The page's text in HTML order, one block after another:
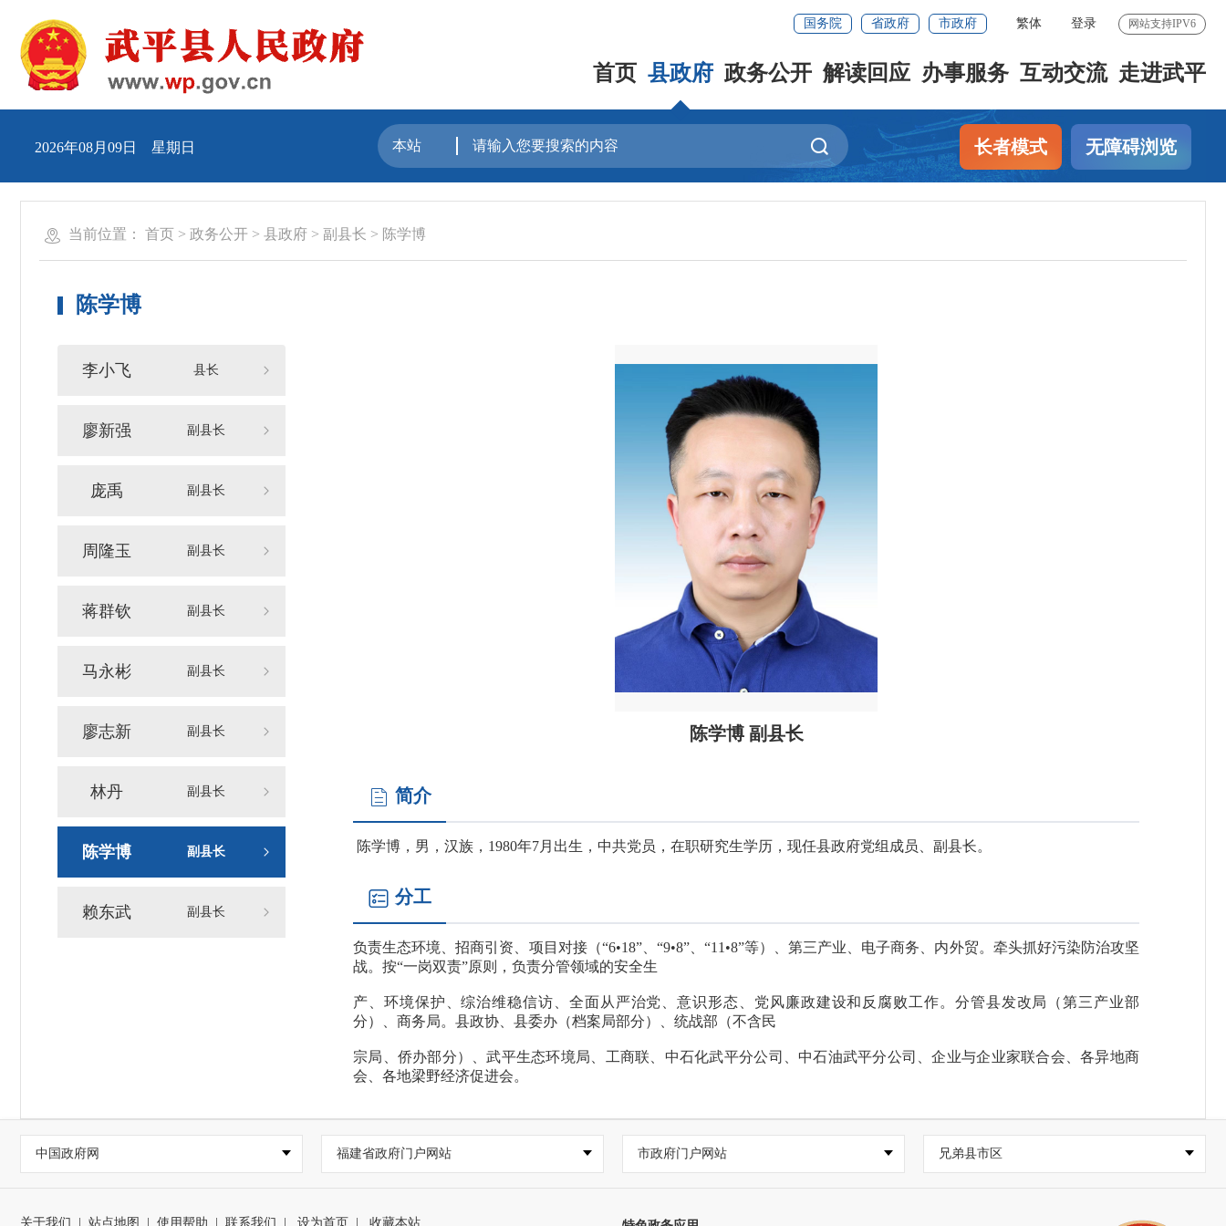
国务院 省政府 市政府 繁体 登录 网站支持IPV6
首页 县政府 政务公开 解读回应 办事服务 互动交流 走进武平
2026年08月09日 星期日 长者模式 无障碍浏览
当前位置： 首页 > 政务公开 > 县政府 > 副县长 > 陈学博
陈学博
李小飞 县长
廖新强 副县长
庞禹 副县长
周隆玉 副县长
蒋群钦 副县长
马永彬 副县长
廖志新 副县长
林丹 副县长
陈学博 副县长
赖东武 副县长
陈学博 副县长
简介
陈学博，男，汉族，1980年7月出生， 中共党员， 在职研究生学历，现任县政府党组成员、副县长。
分工
负责生态环境、招商引资、项目对接（“6•18”、“9•8”、“11•8”等）、第三产业、电子商务、内外贸。牵头抓好污染防治攻坚
战。按“一岗双责”原则，负责分管领域的安全生
产、环境保护、综治维稳信访、全面从严治党、意识形态、党风廉政建设和反腐败工作。分管县发改局（第三产业部
分）、商务局。县政协、县委办（档案局部分）、统战部（不含民
宗局、侨办部分）、武平生态环境局、工商联、中石化武平分公司、中石油武平分公司、企业与企业家联合会、各异地商
会、各地梁野经济促进会。
中国政府网 福建省政府门户网站 市政府门户网站 兄弟县市区
关于我们 站点地图 使用帮助 联系我们 设为首页 收藏本站